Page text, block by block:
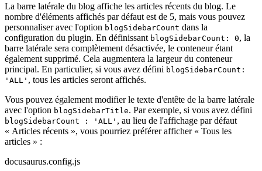
La barre latérale du blog affiche les articles récents du blog. Le
nombre d'éléments affichés par défaut est de 5, mais vous pouvez
personnaliser avec l'option blogSidebarCount dans la
configuration du plugin. En définissant blogSidebarCount: 0, la
barre latérale sera complètement désactivée, le conteneur étant
également supprimé. Cela augmentera la largeur du conteneur
principal. En particulier, si vous avez défini blogSidebarCount:
'ALL' , tous les articles seront affichés.
Vous pouvez également modifier le texte d'entête de la barre latérale
avec l'option blogSidebarTitle. Par exemple, si vous avez défini
blogSidebarCount : 'ALL' , au lieu de l'affichage par défaut
« Articles récents », vous pourriez préférer afficher « Tous les
articles » :
docusaurus.config.js